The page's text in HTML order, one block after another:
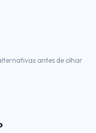
antes de olhar